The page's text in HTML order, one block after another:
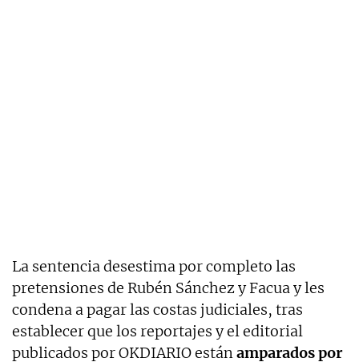
La sentencia desestima por completo las
pretensiones de Rubén Sánchez y Facua y les
condena a pagar las costas judiciales, tras
establecer que los reportajes y el editorial
publicados por OKDIARIO estánamparados por